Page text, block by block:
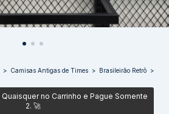
> Camisas Antigas de Times > Brasileirão Retrô >